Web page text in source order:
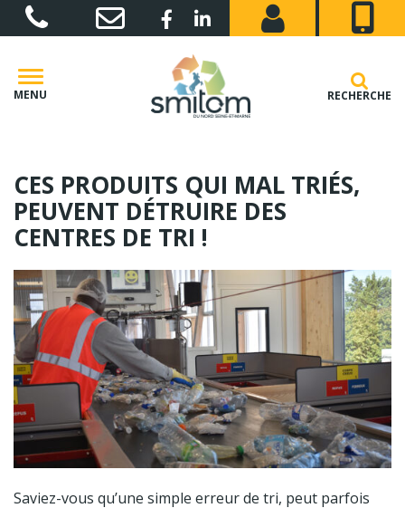
Gestion des traceurs
Lien vers le compte Facebook
Lien vers le compte Linkedin
MENU RECHERCHE
CES PRODUITS QUI MAL TRIÉS,
PEUVENT DÉTRUIRE DES
CENTRES DE TRI !
Saviez-vous qu’une simple erreur de tri, peut parfois